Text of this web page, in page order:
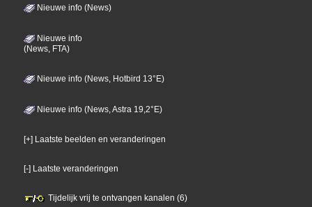
Nieuwe info (News)
Nieuwe info
(News, FTA)
Nieuwe info (News, Hotbird 13°E)
Nieuwe info (News, Astra 19,2°E)
[+] Laatste beelden en veranderingen
[-] Laatste veranderingen
Tijdelijk vrij te ontvangen kanalen (6)